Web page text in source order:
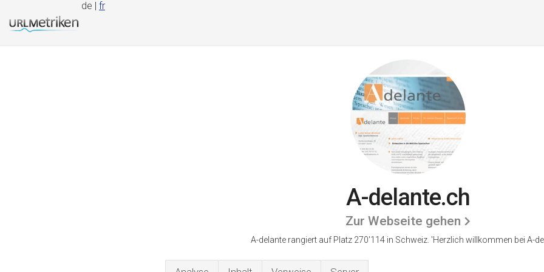
de | fr
A-delante.ch
Zur Webseite gehen
A-delante rangiert auf Platz 270'114 in Schweiz. 'Herzlich willkommen bei A-